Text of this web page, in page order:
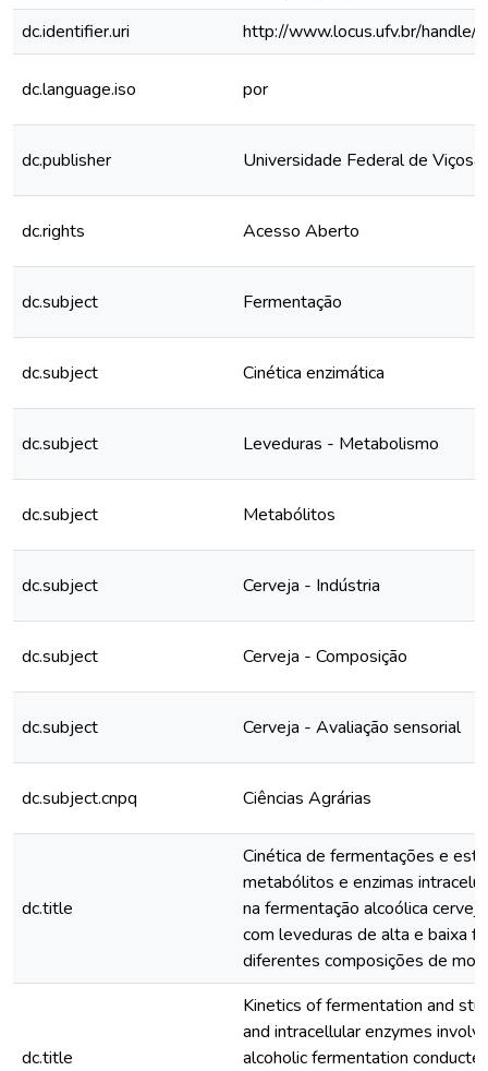
dc.identifier.uri
http://www.locus.ufv.br/
dc.language.iso por
dc.publisher Universidade Federal de Viçosa
dc.rights Acesso Aberto
dc.subject Fermentação
dc.subject Cinética enzimática
dc.subject Leveduras - Metabolismo
dc.subject Metabólitos
dc.subject Cerveja - Indústria
dc.subject Cerveja - Composição
dc.subject Cerveja - Avaliação sensorial
dc.subject.cnpq Ciências Agrárias
dc.title
Cinética de fermentações e
metabólitos e enzimas
na fermentação alcoólica
com leveduras de alta e baixa
diferentes composições de
dc.title
Kinetics of fermentation and
and intracellular enzymes
alcoholic fermentation